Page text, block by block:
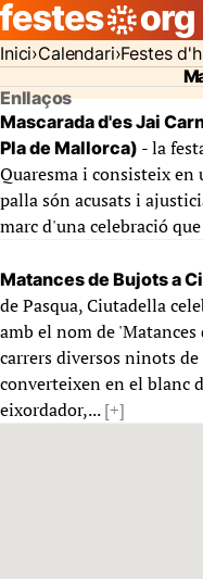
Inici Calendari Festes
Enllaços
Mascarada d'es Jai
Pla de Mallorca) - la
Quaresma i consisteix
palla són acusats i
marc d'una celebració
Matances de Bujots a
de Pasqua, Ciutadella
amb el nom de
carrers diversos ninots
converteixen en el blanc
eixordador,...[+]